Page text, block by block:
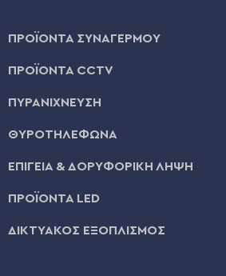
ΠΡΟΪΟΝΤΑ ΣΥΝΑΓΕΡΜΟΥ
ΠΡΟΪΟΝΤΑ CCTV
ΠΥΡΑΝΙΧΝΕΥΣΗ
ΘΥΡΟΤΗΛΕΦΩΝΑ
ΕΠΙΓΕΙΑ & ΔΟΡΥΦΟΡΙΚΗ ΛΗΨΗ
ΠΡΟΪΟΝΤΑ LED
ΔΙΚΤΥΑΚΟΣ ΕΞΟΠΛΙΣΜΟΣ